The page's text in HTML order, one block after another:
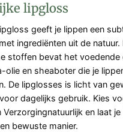
lipgloss
geeft je lippen een
ingrediënten uit de natuur.
stoffen bevat het voedende
olie en sheaboter die je
De lipglosses is licht van
dagelijks gebruik. Kies
Verzorgingnatuurlijk en laat
bewuste manier.